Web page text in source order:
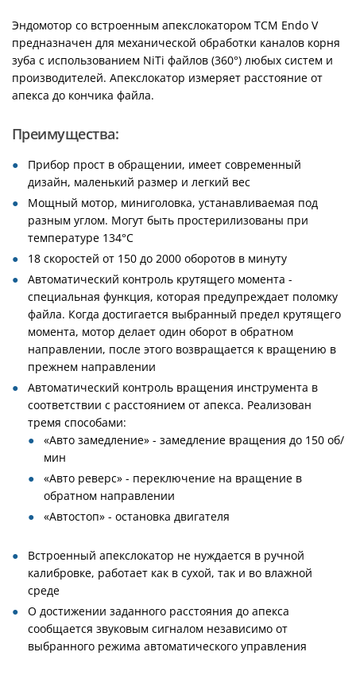
Эндомотор со встроенным апекслокатором TCM Endo V
предназначен для механической обработки каналов корня
зуба с использованием NiTi файлов (360°) любых систем и
производителей. Апекслокатор измеряет расстояние от
апекса до кончика файла.
Преимущества:
Прибор прост в обращении, имеет современный
дизайн, маленький размер и легкий вес
Мощный мотор, миниголовка, устанавливаемая под
разным углом. Могут быть простерилизованы при
температуре 134°C
18 скоростей от 150 до 2000 оборотов в минуту
Автоматический контроль крутящего момента -
специальная функция, которая предупреждает поломку
файла. Когда достигается выбранный предел крутящего
момента, мотор делает один оборот в обратном
направлении, после этого возвращается к вращению в
прежнем направлении
Автоматический контроль вращения инструмента в
соответствии с расстоянием от апекса. Реализован
тремя способами:
«Авто замедление» - замедление вращения до 150 об/
мин
«Авто реверс» - переключение на вращение в
обратном направлении
«Автостоп» - остановка двигателя
Встроенный апекслокатор не нуждается в ручной
калибровке, работает как в сухой, так и во влажной
среде
О достижении заданного расстояния до апекса
сообщается звуковым сигналом независимо от
выбранного режима автоматического управления